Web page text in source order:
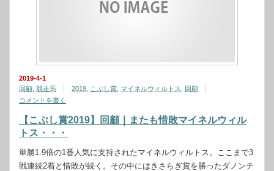
2019-4-1
回顧 競走馬 2019 こぶし賞 マイネルウィルトス
回顧
コメントを書く
【こぶし賞2019】回顧｜またも惜敗マイネルウィル
トス・・・
単勝1.9倍の1番人気に支持されたマイネルウィルトス。ここまで3
戦連続2着と惜敗が続く。その中にはきさらぎ賞を勝ったダノンチ